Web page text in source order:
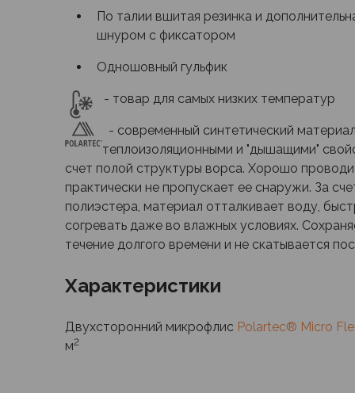
Ботинки
Утепленные
Полуботинки
Кроссовки
Трейловые кроссовки
Повседневные кроссовки
Кроссовки треккинговые
Сапоги
Зимние
Демисезонные
Болотные сапоги, забродники
Вкладыши
Гамаши, бахилы
Аксессуары для обуви
Шнурки, стельки
Сушилки для обуви
По талии вшитая резинка и
шнуром с фиксатором
Одношовный гульфик
- товар для самых низких температур
- современный синтетический
теплоизоляционными и "дышащими"
счет полой структуры ворса. Хорошо
практически не пропускает ее снаружи. За
полиэстера, материал отталкивает воду,
согревать даже во влажных условиях.
течение долгого времени и не скатывается
Характеристики
Двухсторонний микрофлис Polartec® Micro
м2